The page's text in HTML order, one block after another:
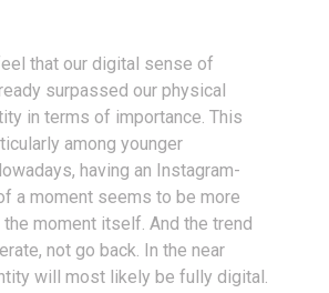
that our digital sense of
surpassed our physical
in terms of importance. This
among younger
having an Instagram-
a moment seems to be more
the moment itself. And the trend
not go back. In the near
will most likely be fully digital.